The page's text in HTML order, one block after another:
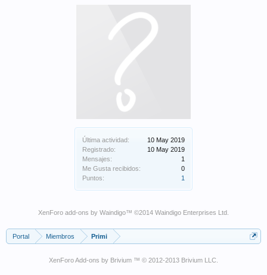
Última actividad:
10 May 2019
Registrado:
10 May 2019
Mensajes:
1
Me Gusta recibidos:
0
Puntos:
1
XenForo add-ons by Waindigo™ ©2014 Waindigo Enterprises Ltd
Portal Miembros Primi
XenForo Add-ons by Brivium ™ © 2012-2013 Brivium LLC.